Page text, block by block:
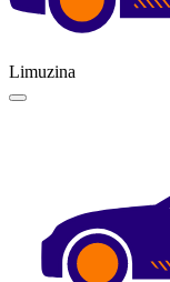
Limuzina